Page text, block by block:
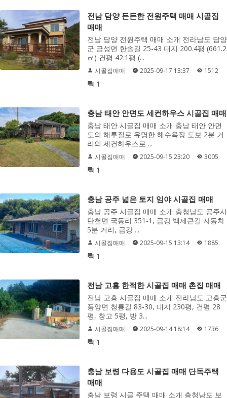
전남 담양 든든한 전원주택 매매 시골집
매매
전남 담양 전원주택 매매 소개 전라남도 담양
군 금성면 한솔길 25-43 대지 200.4평 (661.2
㎡) 건평 42.1평 (...
시골집매매 2025-09-17 13:37 1512
1
충남 태안 안면도 세컨하우스 시골집 매매
충남 태안 시골집 매매 소개 충남 태안 안면
도의 해루질로 유명한 해수욕장 도보 2분 거
리의 세컨하우스로 ...
시골집매매 2025-09-15 23:20 3005
1
충남 공주 넓은 토지 임야 시골집 매매
충남 공주 시골집 매매 소개 충청남도 공주시
탄천면 국동리 351-1, 금강 백제큰길 자동차
5분 거리, 금강 ...
시골집매매 2025-09-15 13:14 1885
1
전남 고흥 한적한 시골집 매매 촌집 매매
전남 고흥 시골집 매매 소개 전라남도 고흥군
풍양면 청룡길 83-30, 대지 230평, 건평 28
평, 창고 5평, 방 3...
시골집매매 2025-09-14 18:14 1736
1
충남 보령 다용도 시골집 매매 단독주택
매매
충남 보령 시골 주택 매매 소개 충청남도 보